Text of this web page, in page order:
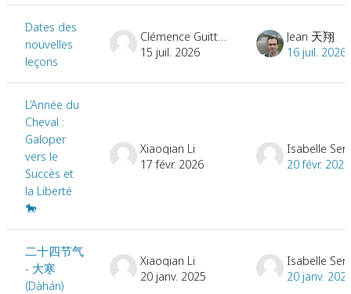
Dates des
nouvelles
leçons
Clémence Guitton
15 juil. 2026
Jean 天翔
16 juil. 2026
L’Année du
Cheval :
Galoper
vers le
Succès et
la Liberté
🐎
Xiaoqian Li
17 févr. 2026
Isabelle
20 févr. 2026
二十四节气
- 大寒
(Dàhán)
Xiaoqian Li
20 janv. 2025
Isabelle
20 janv.